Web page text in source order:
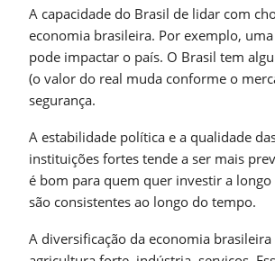
A capacidade do Brasil de lidar com
economia brasileira. Por exemplo,
pode impactar o país. O Brasil tem
(o valor do real muda conforme o
segurança.
A estabilidade política e a qualidade
instituições fortes tende a ser mais
é bom para quem quer investir a
são consistentes ao longo do tempo.
A diversificação da economia